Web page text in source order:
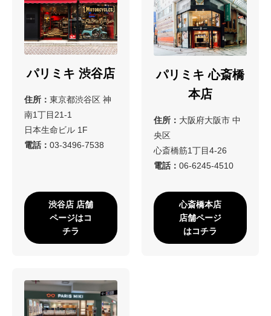
パリミキ 渋谷店
住所： 東京都渋谷区 神
南1丁目21-1
日本生命ビル 1F
電話： 03-3496-7538
渋谷店 店舗
ページはコ
チラ
パリミキ 心斎橋
本店
住所： 大阪府大阪市 中
央区
心斎橋筋1丁目4-26
電話： 06-6245-4510
心斎橋本店
店舗ページ
はコチラ